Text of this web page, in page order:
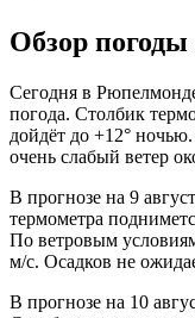
Обзор
Сегодня в
погода. Столбик
дойдёт до +12°
очень слабый ветер
В прогнозе на 9
термометра
По ветровым
м/с. Осадков не
В прогнозе на 10